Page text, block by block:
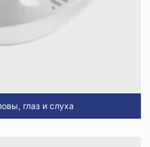
глаз и слуха